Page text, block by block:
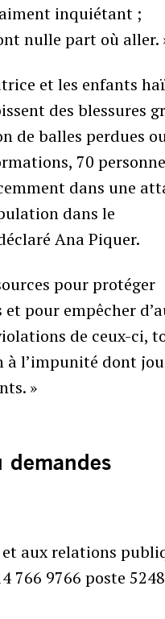
inquiétant ;
nulle part où aller.
et les enfants
des blessures
de balles perdues
70
dans une
dans le
Ana Piquer.
pour protéger
pour empêcher
de ceux-ci,
à l’impunité dont
»
demandes
aux relations
766 9766 poste 5248